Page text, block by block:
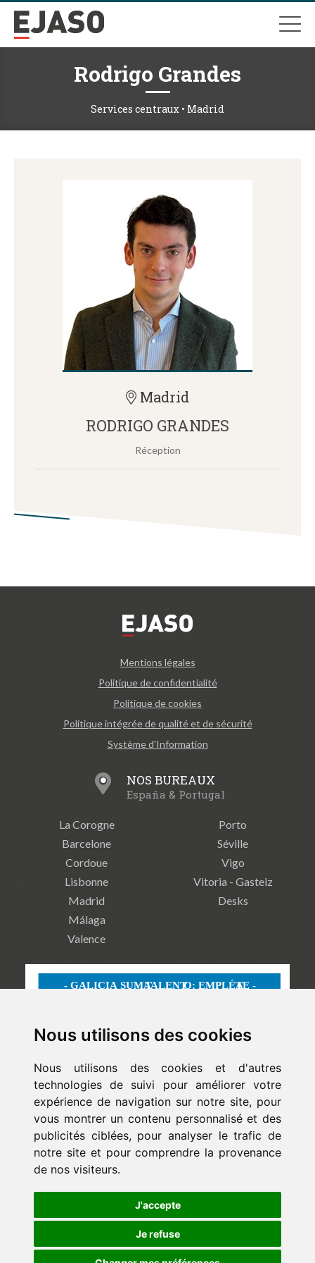
Nous utilisons des cookies
Nous utilisons des cookies et d'autres
technologies de suivi pour améliorer votre
expérience de navigation sur notre site, pour
vous montrer un contenu personnalisé et des
publicités ciblées, pour analyser le trafic de
notre site et pour comprendre la provenance
de nos visiteurs.
J'accepte
Je refuse
Rodrigo Grandes
Services centraux • Madrid
Madrid
RODRIGO GRANDES
Réception
Mentions légales
Politique de confidentialité
Politique de cookies
Politique intégrée de qualité et de sécurité
Système d'Information
NOS BUREAUX
España & Portugal
La Corogne
Barcelone
Cordoue
Lisbonne
Madrid
Málaga
Valence
Porto
Séville
Vigo
Vitoria - Gasteiz
Desks
ejaso_comunica@ejaso.com
(+34) 915 341 480